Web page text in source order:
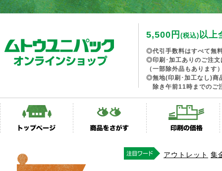
5,500円 (税込)以上
◎代引手数料はすべて無
◎印刷･加工ありのご注文
（一部除外品もあります
◎無地(印刷･加工なし)商
除き午前11時までのご
アウトレット 集